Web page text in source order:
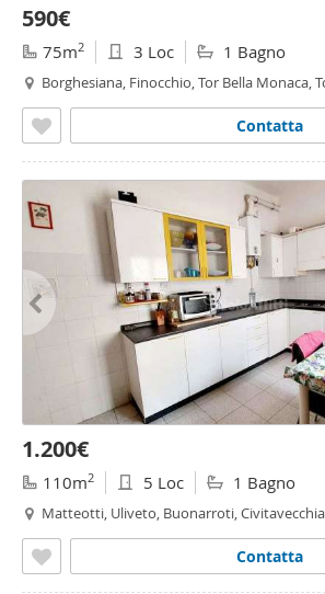
590€
75m2 3 Loc 1 Bagno
Borghesiana, Finocchio, Tor Bella Monaca,
Contatta
1.200€
110m2 5 Loc 1 Bagno
Matteotti, Uliveto, Buonarroti, Civitavecchia
Contatta